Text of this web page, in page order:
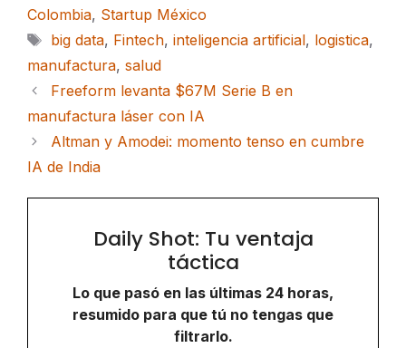
Colombia, Startup México
Etiquetas
big data, Fintech, inteligencia artificial, logistica,
manufactura, salud
Freeform levanta $67M Serie B en
manufactura láser con IA
Altman y Amodei: momento tenso en cumbre
IA de India
Daily Shot: Tu ventaja
táctica
Lo que pasó en las últimas 24 horas,
resumido para que tú no tengas que
filtrarlo.